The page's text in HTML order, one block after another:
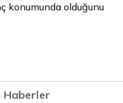
konumunda olduğunu
Haberler